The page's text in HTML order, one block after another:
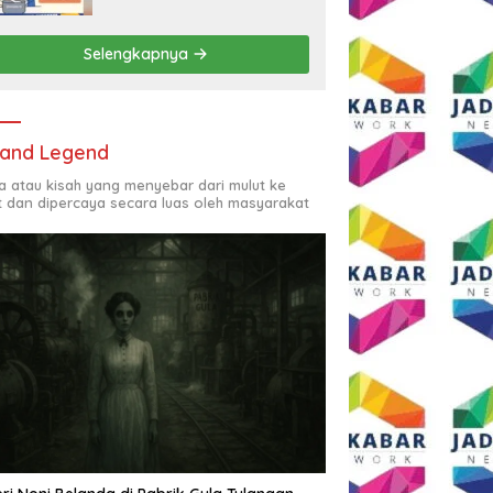
Selengkapnya
Legend
atau kisah yang menyebar dari mulut ke
dan dipercaya secara luas oleh masyarakat